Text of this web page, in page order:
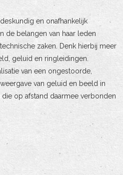
en onafhankelijk
de belangen van haar leden
zaken. Denk hierbij meer
geluid en ringleidingen.
van een ongestoorde,
van geluid en beeld in
op afstand daarmee verbonden